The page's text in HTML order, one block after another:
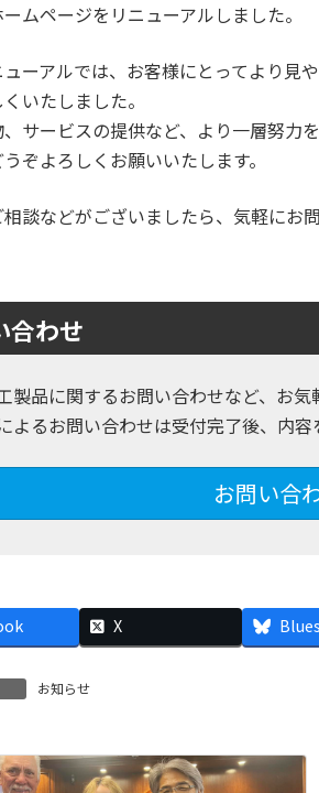
ムページをリニューアルしました。
ーアルでは、お客様にとってより見
いたしました。
サービスの提供など、より一層努力を
ぞよろしくお願いいたします。
談などがございましたら、気軽にお
合わせ
製品に関するお問い合わせなど、お気
よるお問い合わせは受付完了後、内容
お問い合
X
お知らせ